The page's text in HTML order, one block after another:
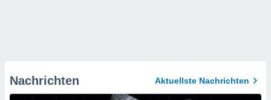
Nachrichten Aktuellste Nachrichten